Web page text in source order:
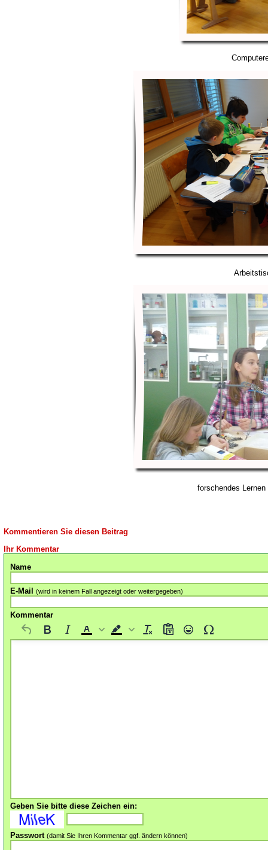
forschendes Lernen
Kommentieren Sie diesen Beitrag
Ihr Kommentar
Name
E-Mail (wird in keinem Fall angezeigt oder weitergegeben)
Kommentar
Geben Sie bitte diese Zeichen ein:
Passwort (damit Sie Ihren Kommentar ggf. ändern können)